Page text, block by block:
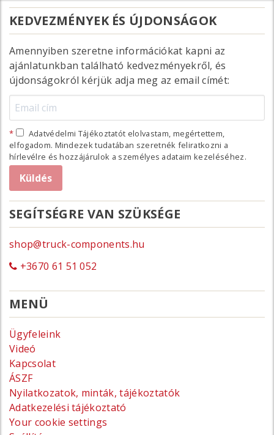
KEDVEZMÉNYEK ÉS ÚJDONSÁGOK
Amennyiben szeretne információkat kapni az
ajánlatunkban található kedvezményekről, és
újdonságokról kérjük adja meg az email címét:
Adatvédelmi Tájékoztatót elolvastam, megértettem,
elfogadom. Mindezek tudatában szeretnék feliratkozni a
hírlevélre és hozzájárulok a személyes adataim kezeléséhez.
SEGÍTSÉGRE VAN SZÜKSÉGE
shop@truck-components.hu
+3670 61 51 052
MENÜ
Ügyfeleink
Videó
Kapcsolat
ÁSZF
Nyilatkozatok, minták, tájékoztatók
Adatkezelési tájékoztató
Your cookie settings